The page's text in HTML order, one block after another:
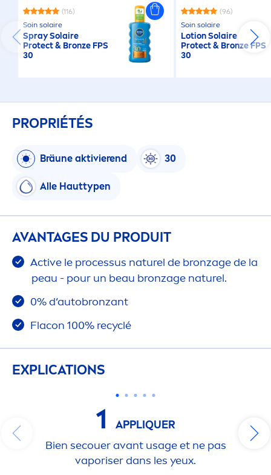
(116)
Soin solaire
Spray Solaire
Protect& Bronze FPS
30
(96)
Soin solaire
Lotion Solaire
Protect& BronzeFPS
30
PROPRIÉTÉS
Bräune aktivierend 30
Alle Hauttypen
AVANTAGES DU PRODUIT
Active le processus naturel de bronzage de la
peau - pour un beau bronzage naturel.
0% d‘autobronzant
Flacon 100% recyclé
EXPLICATIONS
1 APPLIQUER
Bien secouer avant usage et ne pas
vaporiser dans les yeux.